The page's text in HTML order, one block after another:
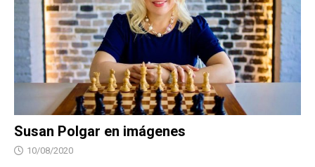
Susan Polgar en imágenes
10/08/2020